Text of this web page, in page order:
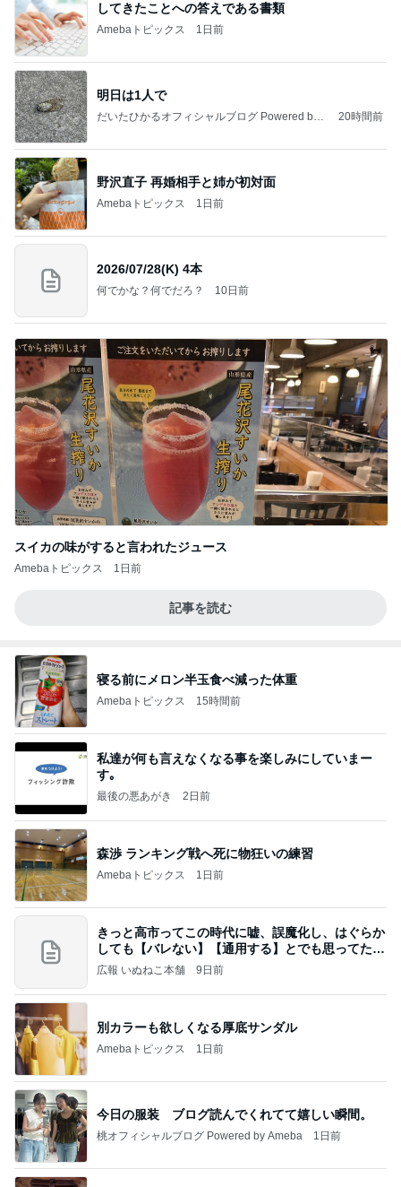
してきたことへの答えである書類
Amebaトピックス 1日前
明日は1人で
だいたひかるオフィシャルブログ Powered by
20時間前
野沢直子 再婚相手と姉が初対面
Amebaトピックス 1日前
2026/07/28(K) 4本
何でかな？何でだろ？ 10日前
スイカの味がすると言われたジュース
Amebaトピックス 1日前
記事を読む
寝る前にメロン半玉食べ減った体重
Amebaトピックス 15時間前
私達が何も言えなくなる事を楽しみにしていまー
す｡
最後の悪あがき 2日前
森渉 ランキング戦へ死に物狂いの練習
Amebaトピックス 1日前
きっと高市ってこの時代に嘘、誤魔化し、はぐらか
しても【バレない】【通用する】とでも思ってたん
だろ
広報 いぬねこ本舗 9日前
別カラーも欲しくなる厚底サンダル
Amebaトピックス 1日前
今日の服装 ブログ読んでくれてて嬉しい瞬間。
桃オフィシャルブログ Powered by Ameba 1日前